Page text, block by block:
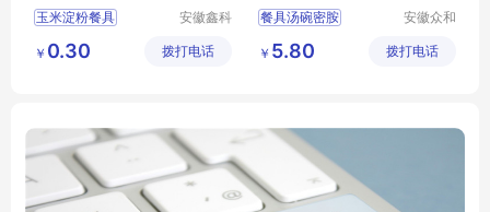
玉米淀粉餐具
可降解餐具
环保餐具
安徽鑫科
有限公司
￥ 0.30 拨打电话
订 众和
餐具汤碗密胺
密胺餐具餐具生产厂家
安徽众和
有限公司
￥ 5.80 拨打电话